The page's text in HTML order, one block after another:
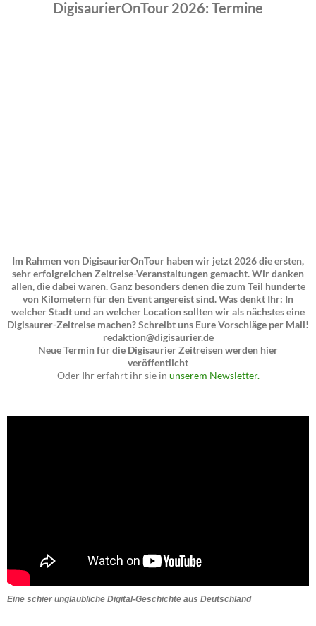
DigisaurierOnTour 2026: Termine
Im Rahmen von DigisaurierOnTour haben wir jetzt 2026 die ersten,
sehr erfolgreichen Zeitreise-Veranstaltungen gemacht. Wir danken
allen, die dabei waren. Ganz besonders denen die zum Teil hunderte
von Kilometern für den Event angereist sind. Was denkt Ihr: In
welcher Stadt und an welcher Location sollten wir als nächstes eine
Digisaurer-Zeitreise machen? Schreibt uns Eure Vorschläge per Mail!
redaktion@digisaurier.de
Neue Termin für die Digisaurier Zeitreisen werden hier
veröffentlicht
Oder Ihr erfahrt ihr sie in unserem Newsletter.
Eine schier unglaubliche Digital-Geschichte aus Deutschland